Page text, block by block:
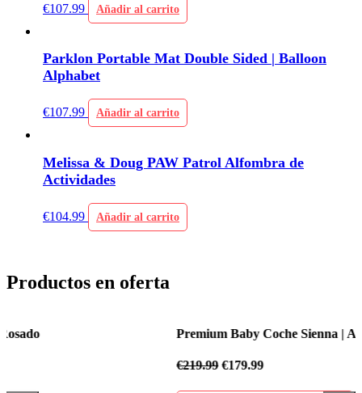
€107.99 Añadir al carrito
Parklon Portable Mat Double Sided | Balloon
Alphabet
€107.99 Añadir al carrito
Melissa & Doug PAW Patrol Alfombra de
Actividades
€104.99 Añadir al carrito
Productos en oferta
Premium Baby Coche Sienna | Azul Celeste